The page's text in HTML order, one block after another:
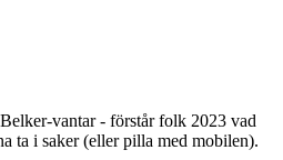
vantar - förstår folk 2023 vad
ta i saker (eller pilla med mobilen).